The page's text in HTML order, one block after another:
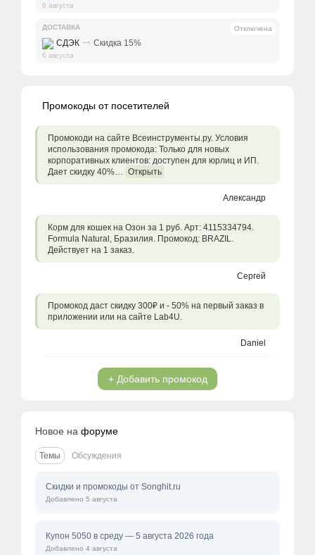
6 августа
ДОСТАВКА Отключена
СДЭК ⤑ Скидка 15%
6 августа
Промокоды от посетителей
Промокоди на сайте Всеинструменты.ру. Условия
использования промокода: Только для новых
корпоративных клиентов: доступен для юрлиц и ИП.
Дает скидку 40%…
Открыть
Александр
Корм для кошек на Озон за 1 руб. Арт: 4115334794.
Formula Natural, Бразилия. Промокод: BRAZIL.
Действует на 1 заказ.
Сергей
Промокод даст скидку 300₽ и - 50% на первый заказ в
приложении или на сайте Lab4U.
Daniel
+ Добавить промокод
Новое на форуме
Темы Обсуждения
Скидки и промокоды от Songhit.ru
Добавлено 5 августа
Купон 5050 в среду — 5 августа 2026 года
Добавлено 4 августа